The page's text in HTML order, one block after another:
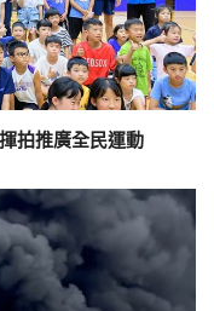
拍推廣全民運動